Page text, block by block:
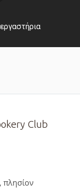
Club
πλησίον